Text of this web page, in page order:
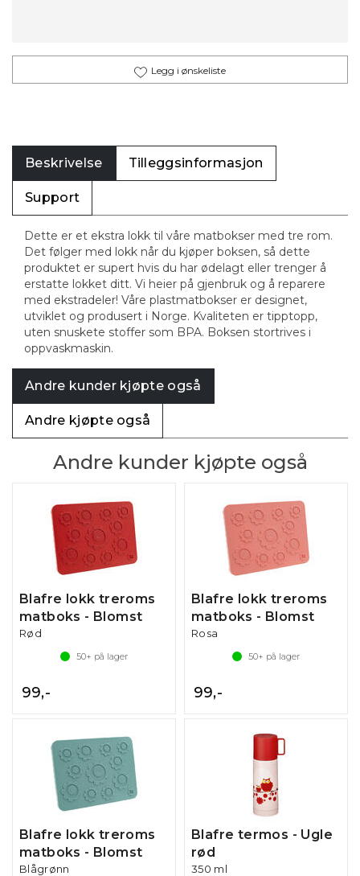
Legg i ønskeliste
Beskrivelse Tilleggsinformasjon
Support
Dette er et ekstra lokk til våre matbokser med tre rom.
Det følger med lokk når du kjøper boksen, så dette
produktet er supert hvis du har ødelagt eller trenger å
erstatte lokket ditt. Vi heier på gjenbruk og å reparere
med ekstradeler! Våre plastmatbokser er designet,
utviklet og produsert i Norge. Kvaliteten er tipptopp,
uten snuskete stoffer som BPA. Boksen stortrives i
oppvaskmaskin.
Andre kunder kjøpte også
Andre kjøpte også
Andre kunder kjøpte også
Blafre lokk treroms
matboks - Blomst
Rød
50+ på lager
99,-
Blafre lokk treroms
matboks - Blomst
Rosa
50+ på lager
99,-
Blafre lokk treroms
matboks - Blomst
Blågrønn
Blafre termos - Ugle
rød
350 ml